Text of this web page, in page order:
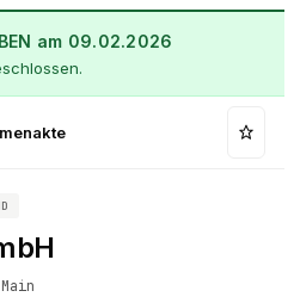
am 09.02.2026